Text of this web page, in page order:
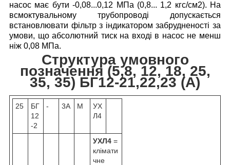
насос має бути -0,08...0,12 МПа (0,8... 1,2 кгс/см2). На
всмоктувальному трубопроводі допускається
встановлювати фільтр з індикатором забрудненості за
умови, що абсолютний тиск на вході в насос не менш
ніж 0,08 МПа.
Структура умовного
позначення (5,8, 12, 18, 25,
35, 35) БГ12-21,22,23 (А)
25
БГ
12
-2
- 3А М
УХ
Л4
УХЛ4 =
клімати
чне